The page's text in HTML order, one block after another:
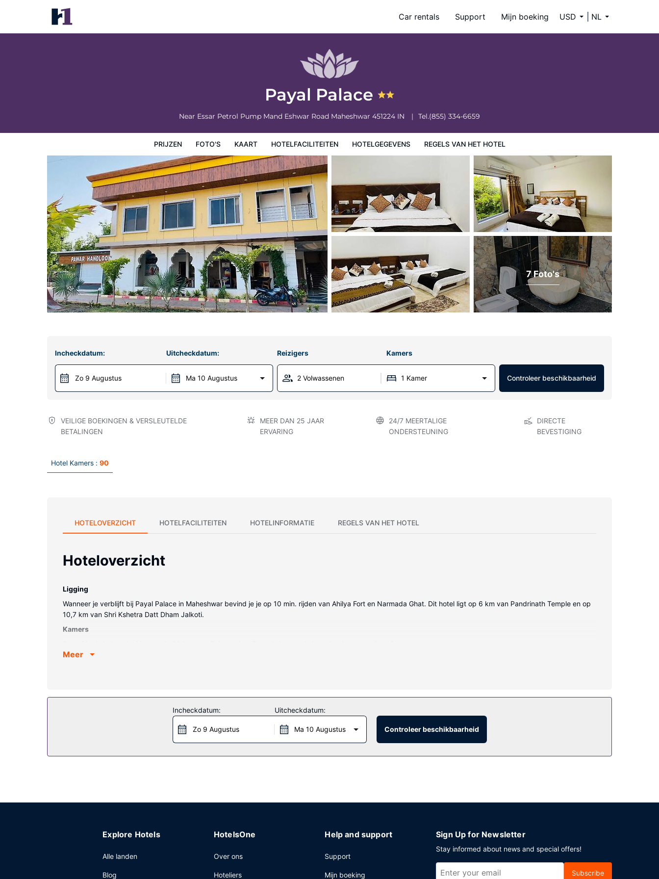
Car rentals Support Mijn boeking USD NL
Payal Palace
Near Essar Petrol Pump Mand Eshwar Road Maheshwar 451224 IN Tel.(855) 334-6659
PRIJZEN FOTO'S KAART HOTELFACILITEITEN HOTELGEGEVENS REGELS VAN HET HOTEL
Payal Palace
Prijzen
7 Foto's
Incheckdatum:
Zo 9 Augustus
Uitcheckdatum:
Ma 10 Augustus
Reizigers Kamers
2 Volwassenen 1 Kamer Controleer beschikbaarheid
VEILIGE BOEKINGEN & VERSLEUTELDE
BETALINGEN
MEER DAN 25 JAAR
ERVARING
24/7 MEERTALIGE
ONDERSTEUNING
DIRECTE
BEVESTIGING
Hotel Kamers : 90
HOTELOVERZICHT HOTELFACILITEITEN HOTELINFORMATIE REGELS VAN HET HOTEL
Hoteloverzicht
Ligging
Wanneer je verblijft bij Payal Palace in Maheshwar bevind je je op 10 min. rijden van Ahilya Fort en Narmada Ghat. Dit hotel ligt op 6 km van Pandrinath Temple en op
10,7 km van Shri Kshetra Datt Dham Jalkoti.
Kamers
Overige voorzieningen
Meer
Incheckdatum:
Zo 9 Augustus
Uitcheckdatum:
Ma 10 Augustus Controleer beschikbaarheid
Explore Hotels
Alle landen
Blog
HotelsOne
Over ons
Hoteliers
Help and support
Support
Mijn boeking
Sign Up for Newsletter
Stay informed about news and special offers!
Subscribe